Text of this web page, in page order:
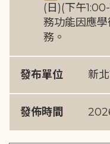
(日)(下午
務功能因應
務。
發布單位 新
發佈時間